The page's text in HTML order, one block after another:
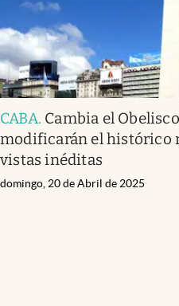
CABA. Cambia el
modificarán el histórico
vistas inéditas
domingo, 20 de Abril de 2025